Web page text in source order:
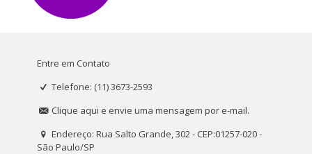
Entre em Contato
Telefone: (11) 3673-2593
Clique aqui e envie uma mensagem por e-mail.
Endereço: Rua Salto Grande, 302 - CEP:01257-020 -
São Paulo/SP